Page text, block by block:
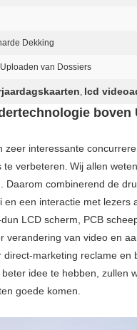
Dekking
van Dossiers
, lcd
zeer interessante
verbeteren. Wij allen
Daarom combinerend de
een interactie met
LCD scherm, PCB
verandering van video en
marketing reclame
idee te hebben, zullen
goede komen.